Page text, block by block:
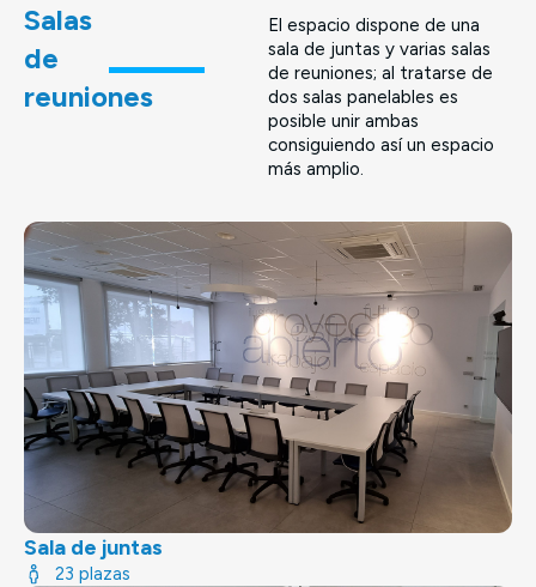
Salas
de
reuniones
El espacio dispone de una
sala de juntas y varias salas
de reuniones; al tratarse de
dos salas panelables es
posible unir ambas
consiguiendo así un espacio
más amplio.
Sala de juntas
23 plazas